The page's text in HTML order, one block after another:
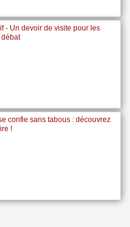
- Un devoir de visite pour les
confie sans tabous : découvrez
!